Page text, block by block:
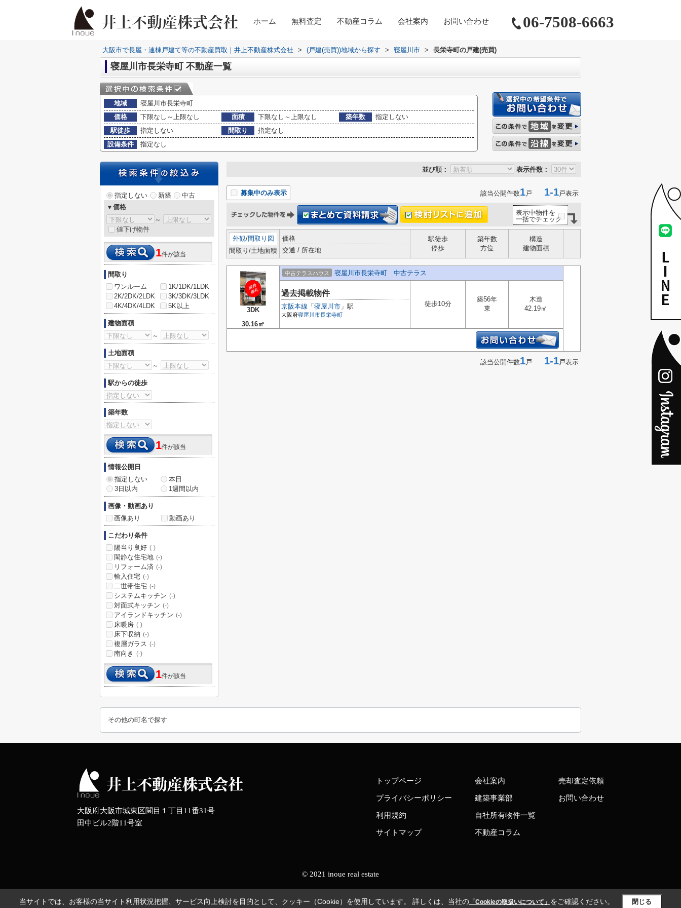
ホーム 無料査定 不動産コラム 会社案内 お問い合わせ 06-7508-6663
大阪市で長屋・連棟戸建て等の不動産買取｜井上不動産株式会社 > (戸建(売買))地域から探す > 寝屋川市 > 長栄寺町の戸建(売買)
寝屋川市長栄寺町 不動産一覧
地域
寝屋川市長栄寺町
価格
下限なし～上限なし 面積 下限なし～上限なし 築年数
指定しない
駅徒歩
指定しない 間取り
指定なし
設備条件
指定なし
並び順： 表示件数：
募集中のみ表示 該当公開件数1戸 1-1戸表示
表示中物件を
一括でチェック
外観/間取り図
間取り/土地面積
価格
交通 / 所在地
駅徒歩
停歩
築年数
方位
構造
建物面積
3DK
30.16㎡
中古テラスハウス 寝屋川市長栄寺町 中古テラス
過去掲載物件
京阪本線 「 寝屋川市 」駅
大阪府寝屋川市長栄寺町
徒歩10分
築56年
東
木造
42.19㎡
該当公開件数1戸 1-1戸表示
指定しない 新築
中古
▼価格
～
値下げ物件
1件が該当
間取り
ワンルーム
1K/1DK/1LDK
2K/2DK/2LDK
3K/3DK/3LDK
4K/4DK/4LDK
5K以上
建物面積
～
土地面積
～
駅からの徒歩
築年数
1件が該当
情報公開日
指定しない
本日
3日以内
1週間以内
画像・動画あり
画像あり
動画あり
こだわり条件
陽当り良好 (-)
閑静な住宅地 (-)
リフォーム済 (-)
輸入住宅 (-)
二世帯住宅 (-)
システムキッチン (-)
対面式キッチン (-)
アイランドキッチン (-)
床暖房 (-)
床下収納 (-)
複層ガラス (-)
南向き (-)
1件が該当
その他の町名で探す
大阪府大阪市城東区関目１丁目11番31号
田中ビル2階11号室
トップページ
プライバシーポリシー
利用規約
サイトマップ
会社案内
建築事業部
自社所有物件一覧
不動産コラム
売却査定依頼
お問い合わせ
© 2021 inoue real estate
当サイトでは、お客様の当サイト利用状況把握、サービス向上検討を目的として、クッキー（Cookie）を使用しています。 詳しくは、当社の「Cookieの取扱いについて」 をご確認ください。 閉じる